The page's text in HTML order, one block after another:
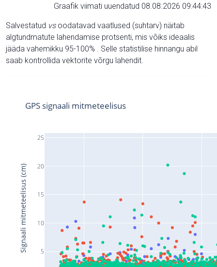
Graafik viimati uuendatud 08.08.2026 09:44:43
Salvestatud vsoodatavad vaatlused (suhtarv) näitab
algtundmatute lahendamise protsenti, mis võiks ideaalis
jääda vahemikku 95-100% . Selle statistilise hinnangu abil
saab kontrollida vektorite võrgu lahendit.
5
10
15
20
25
GPS signaali mitmeteelisus
Signaali mitmeteelisus (cm)